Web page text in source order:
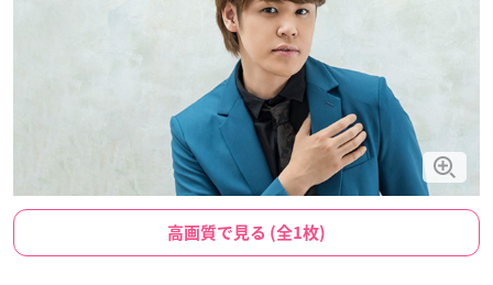
高画質で見る (全1枚)